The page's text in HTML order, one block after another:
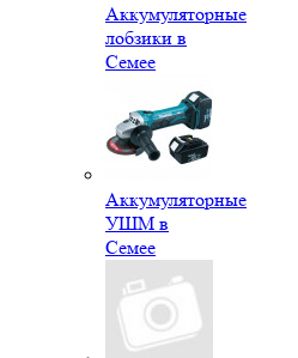
Аккумуляторные
лобзики в
Семее
Аккумуляторные
УШМ в
Семее